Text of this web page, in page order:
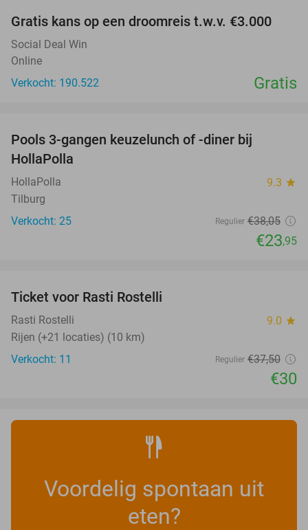
Gratis kans op een droomreis t.w.v. €3.000
Social Deal Win
Online
Verkocht: 190.522
Gratis
Pools 3-gangen keuzelunch of -diner bij
HollaPolla
HollaPolla 9.3 star
Tilburg
Verkocht: 25
Regulier €38,05
€23,95
TODAY
Ticket voor Rasti Rostelli
Rasti Rostelli 9.0 star
Rijen (+21 locaties) (10 km)
Verkocht: 11
Regulier €37,50
€30
Voordelig spontaan uit
eten?